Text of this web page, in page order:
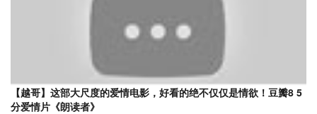
【越哥】这部大尺度的爱情电影，好看的绝不仅仅是情欲！豆瓣8 5
分爱情片《朗读者》